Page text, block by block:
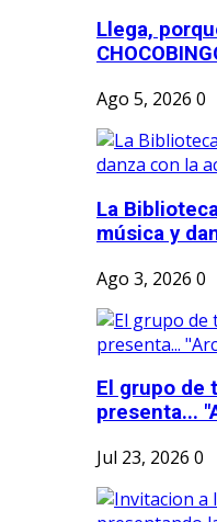
Llega,
Ago 5, 2026 0
La
música y
Ago 3, 2026 0
El grupo de
presenta...
Jul 23, 2026 0